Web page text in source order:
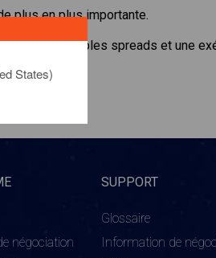
plus en plus importante.
avec de faibles spreads et une
négociation
SUPPORT
Glossaire
Information de
States)